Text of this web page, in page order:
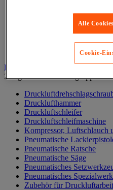
Innen- und
Druckluftwerkzeuge und
Zur gesamten Produktgruppe
Drucklufthammer
Druckluftschleifer
Druckluftschleifmaschine
Kompressor, Luftschlauch
Pneumatische
Pneumatische Ratsche
Pneumatische Säge
Pneumatisches
Pneumatisches
Zubehör für
Alle
Cookie-